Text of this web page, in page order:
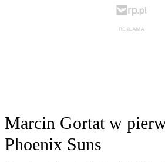
Marcin Gortat w
Phoenix Suns